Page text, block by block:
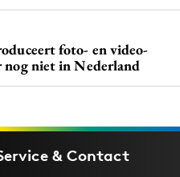
foto- en video-
nog niet in Nederland
& Contact